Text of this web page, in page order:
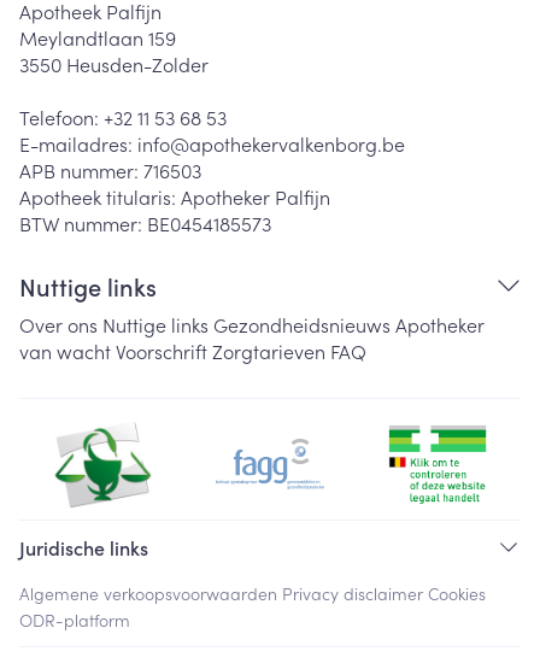
Apotheek Palfijn
Meylandtlaan 159
3550 Heusden-Zolder
Telefoon: +32 11 53 68 53
E-mailadres: info@apothekervalkenborg.be
APB nummer: 716503
Apotheek titularis: Apotheker Palfijn
BTW nummer: BE0454185573
Nuttige links
Over ons Nuttige links Gezondheidsnieuws Apotheker
van wachtVoorschriftZorgtarieven FAQ
Juridische links
Algemene verkoopsvoorwaarden Privacy disclaimer Cookies
ODR-platform